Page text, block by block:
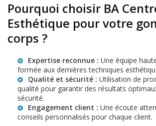
Pourquoi choisir BA
Esthétique pour votre
corps ?
Expertise reconnue : Une équipe
formée aux dernières techniques
Qualité et sécurité : Utilisation de
qualité pour garantir des résultats
sécurité.
Engagement client : Une écoute
conseils personnalisés pour chaque client.